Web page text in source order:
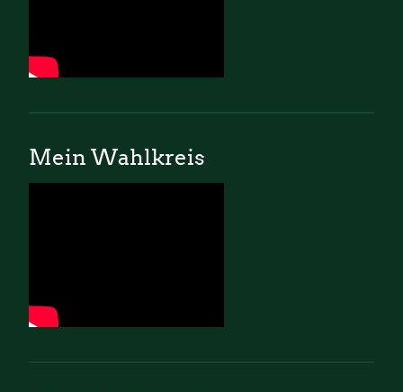
Mein Wahlkreis